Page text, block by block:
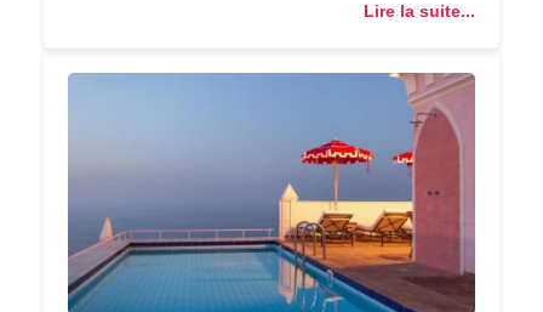
Lire la suite...